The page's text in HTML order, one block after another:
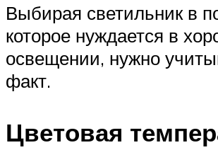
Выбирая светильник в
которое нуждается в
освещении, нужно
факт.
Цветовая